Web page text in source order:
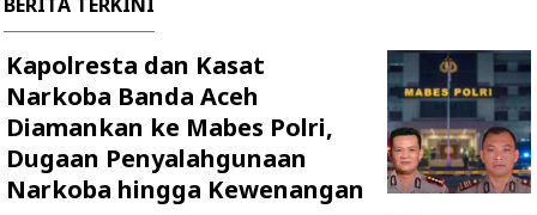
Kapolresta dan Kasat
Narkoba Banda Aceh
Diamankan ke Mabes Polri,
Dugaan Penyalahgunaan
Narkoba hingga Kewenangan